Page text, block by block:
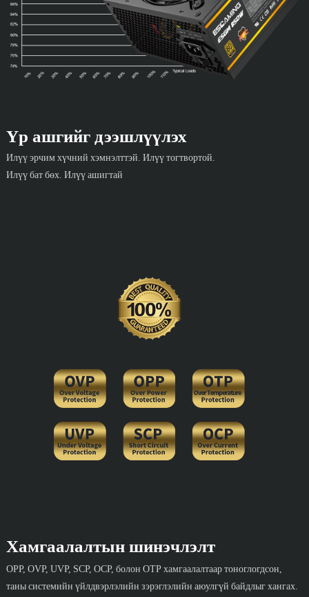
Үр ашгийг дээшлүүлэх
Илүү эрчим хүчний хэмнэлттэй. Илүү тогтвортой.
Илүү бат бөх. Илүү ашигтай
Хамгаалалтын шинэчлэлт
OPP, OVP, UVP, SCP, OCP, болон OTP хамгаалалтаар тоноглогдсон,
таны системийн үйлдвэрлэлийн зэрэглэлийн аюулгүй байдлыг хангах.